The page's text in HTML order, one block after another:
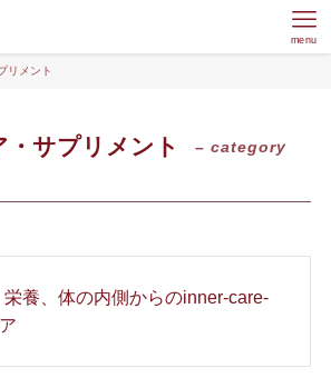
menu
リメント
サプリメント
– category
養、体の内側からのinner-care-